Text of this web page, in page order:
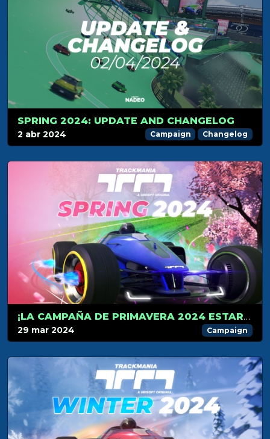
SPRING 2024: UPDATE AND CHANGELOG
2 abr 2024 Campaign Changelog
¡LA CAMPAÑA DE PRIMAVERA 2024 ESTARÁ DISPONIBLE EL 2 DE ABRIL!
29 mar 2024 Campaign